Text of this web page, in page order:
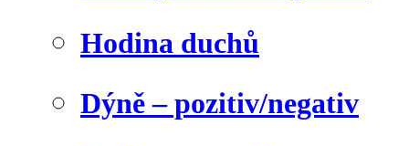
Hodina duchů
Dýně – pozitiv/negativ